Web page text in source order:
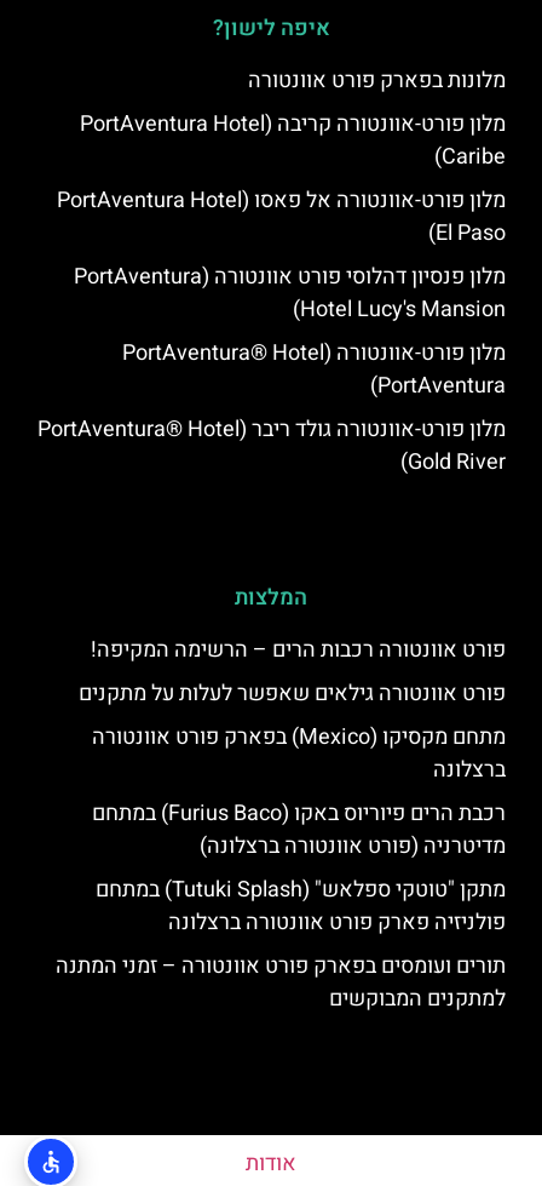
איפה לישון?
מלונות בפארק פורט אוונטורה
מלון פורט-אוונטורה קריבה (PortAventura Hotel
Caribe)
מלון פורט-אוונטורה אל פאסו (PortAventura Hotel
El Paso)
מלון פנסיון דהלוסי פורט אוונטורה (PortAventura
Hotel Lucy's Mansion‬)
מלון פורט-אוונטורה (PortAventura® Hotel
PortAventura)
מלון פורט-אוונטורה גולד ריבר (PortAventura® Hotel
Gold River)
המלצות
פורט אוונטורה רכבות הרים – הרשימה המקיפה!
פורט אוונטורה גילאים שאפשר לעלות על מתקנים
מתחם מקסיקו (Mexico) בפארק פורט אוונטורה
ברצלונה
רכבת הרים פיוריוס באקו (Furius Baco) במתחם
מדיטרניה (פורט אוונטורה ברצלונה)
מתקן "טוטקי ספלאש" (Tutuki Splash) במתחם
פולניזיה פארק פורט אוונטורה ברצלונה
תורים ועומסים בפארק פורט אוונטורה – זמני המתנה
למתקנים המבוקשים
אודות